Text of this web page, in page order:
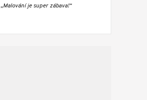
„Malování je super zábava!“